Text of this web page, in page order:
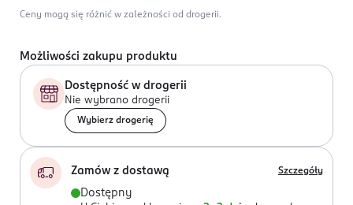
Ceny mogą się różnić w zależności od drogerii.
Możliwości zakupu produktu
Dostępność w drogerii
Nie wybrano drogerii
Wybierz drogerię
Zamów z dostawą Szczegóły
Dostępny